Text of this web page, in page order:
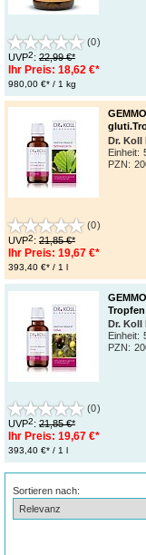
(0)
UVP2: 22,99 €*
Ihr Preis: 18,62 €*
980,00 €* / 1 kg
Dr. Koll
Einheit:
PZN:
(0)
UVP2: 21,85 €*
Ihr Preis: 19,67 €*
393,40 €* / 1 l
Tropfen
Dr. Koll
Einheit:
PZN:
(0)
UVP2: 21,85 €*
Ihr Preis: 19,67 €*
393,40 €* / 1 l
Sortieren nach: